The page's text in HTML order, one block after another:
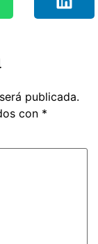
publicada.
con *